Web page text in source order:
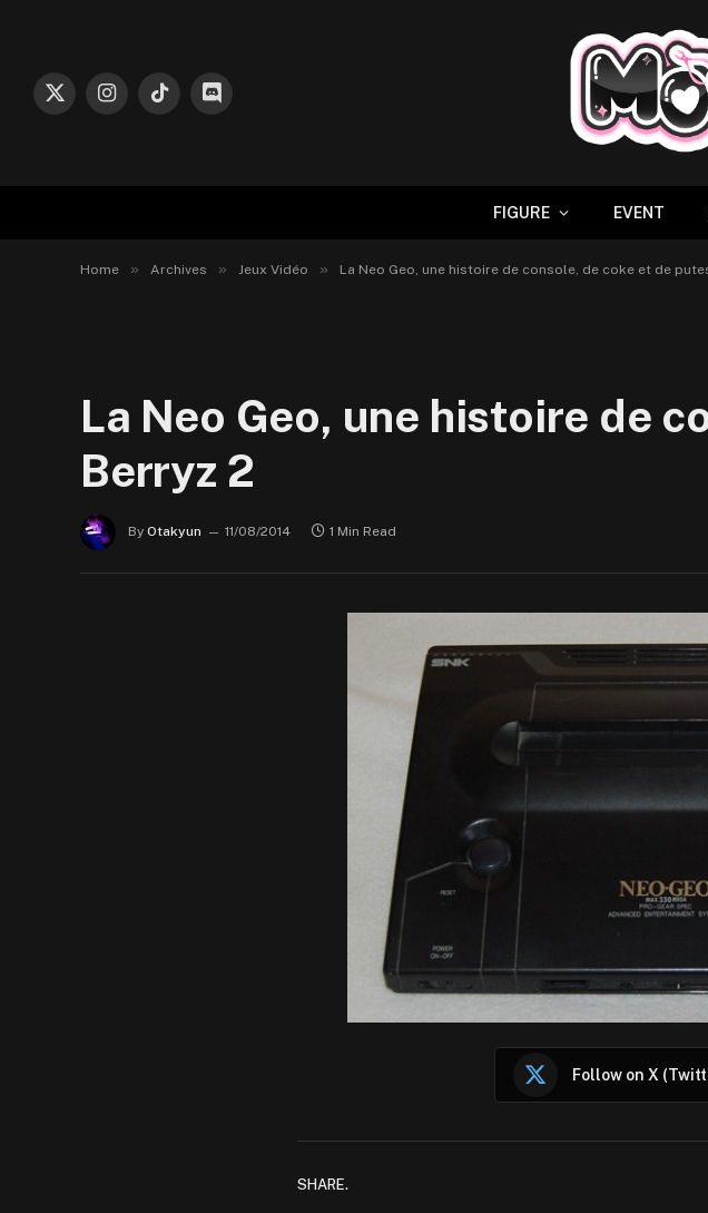
X
InstagramTikTokDiscord
FIGURE EVENT
Home » Archives » Jeux Vidéo » La Neo Geo, une histoire de console, de coke et de
La Neo Geo, une histoire de
Berryz 2
By Otakyun 11/08/2014 1 Min Read
Follow on X
SHARE.